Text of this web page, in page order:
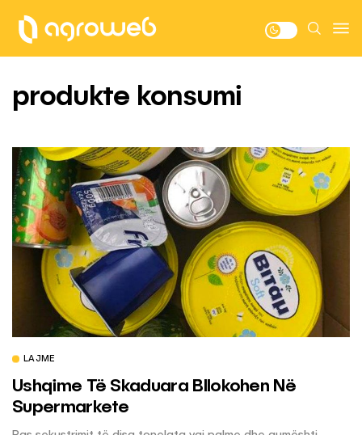
produkte konsumi
LAJME
Ushqime Të Skaduara Bllokohen Në
Supermarkete